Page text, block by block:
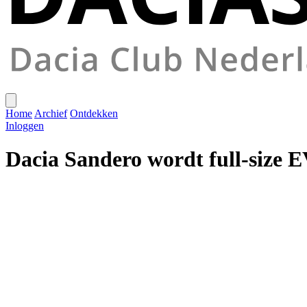
Home Archief Ontdekken
Inloggen
Dacia Sandero wordt full-size